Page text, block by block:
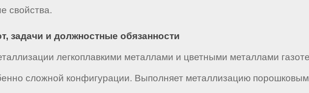
свойства.
задачи и должностные обязанности
легкоплавкими металлами и цветными металлами
сложной конфигурации. Выполняет металлизацию